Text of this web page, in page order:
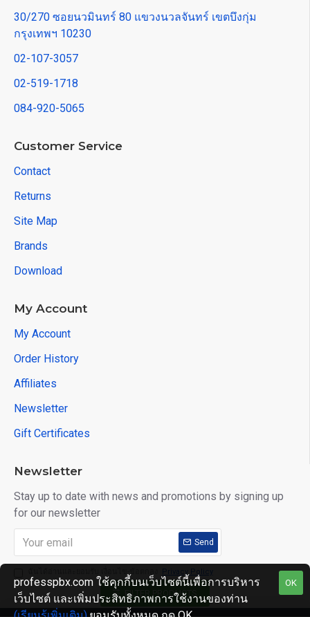
30/270 ซอยนวมินทร์ 80 แขวงนวลจันทร์ เขตบึงกุ่ม
กรุงเทพฯ 10230
02-107-3057
02-519-1718
084-920-5065
Customer Service
Contact
Returns
Site Map
Brands
Download
My Account
My Account
Order History
Affiliates
Newsletter
Gift Certificates
Newsletter
Stay up to date with news and promotions by signing up
for our newsletter
Send
Privacy Policy
OK
professpbx.com ใช้คุกกี้บนเว็บไซต์นี้เพื่อการบริหาร
เว็บไซต์ และเพิ่มประสิทธิภาพการใช้งานของท่าน
FILTER PRODUCTS